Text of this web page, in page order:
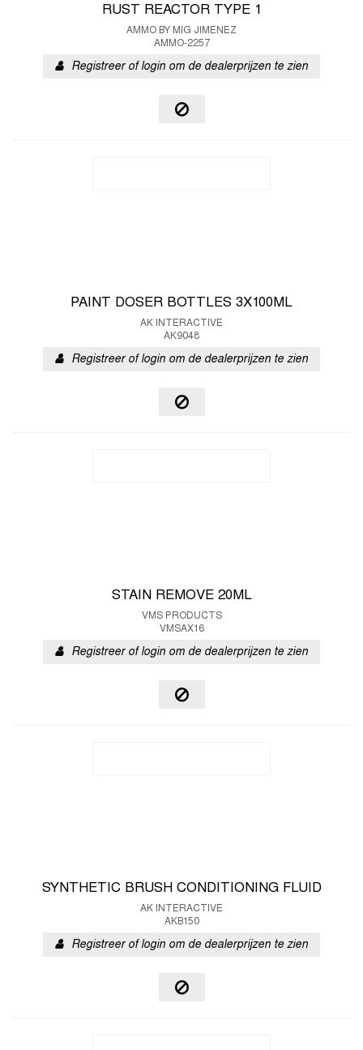
RUST REACTOR TYPE 1
AMMO BY MIG JIMENEZ
AMMO-2257
Registreer of login om de dealerprijzen te zien
PAINT DOSER BOTTLES 3X100ML
AK INTERACTIVE
AK9048
Registreer of login om de dealerprijzen te zien
STAIN REMOVE 20ML
VMS PRODUCTS
VMSAX16
Registreer of login om de dealerprijzen te zien
SYNTHETIC BRUSH CONDITIONING FLUID
AK INTERACTIVE
AKB150
Registreer of login om de dealerprijzen te zien